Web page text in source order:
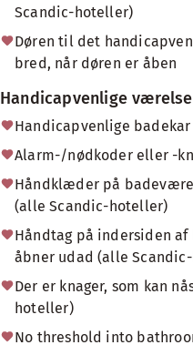
Scandic-hoteller)
Døren til det
bred, når døren er åben
Handicapvenlige
Handicapvenlige badekar
Alarm-/nødkoder eller -
Håndklæder på
(alle Scandic-hoteller)
Håndtag på indersiden
åbner udad (alle
Der er knager, som kan
hoteller)
No threshold into